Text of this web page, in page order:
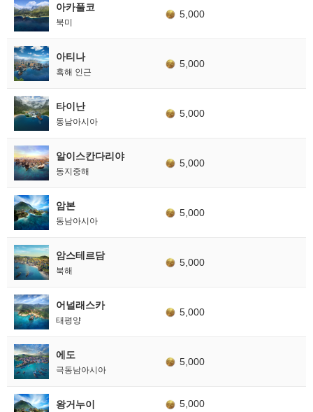
아카풀코
북미
5,000
아티나
흑해 인근
5,000
타이난
동남아시아
5,000
알이스칸다리야
동지중해
5,000
암본
동남아시아
5,000
암스테르담
북해
5,000
어널래스카
태평양
5,000
에도
극동남아시아
5,000
왕거누이
5,000